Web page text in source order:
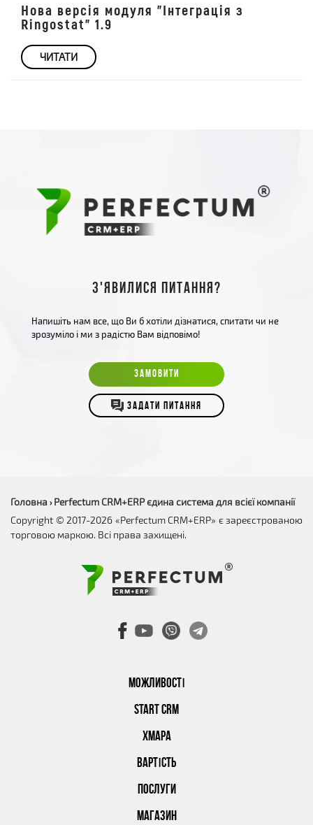
Нова версія модуля "Інтеграція з
Ringostat" 1.9
ЧИТАТИ
З'явилися питання?
Напишіть нам все, що Ви б хотіли дізнатися, спитати чи не
зрозуміло і ми з радістю Вам відповімо!
ЗАМОВИТИ
ЗАДАТИ ПИТАННЯ
МОЖЛИВОСТІ
START CRM
ХМАРА
ВАРТІСТЬ
ПОСЛУГИ
МАГАЗИН
Головна › Perfectum CRM+ERP єдина система для всієї компанії
Copyright © 2017-2026 «Perfectum CRM+ERP» є зареєстрованою
торговою маркою. Всі права захищені.